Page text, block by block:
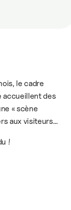
le cadre
accueillent des
« scène
aux visiteurs…
!